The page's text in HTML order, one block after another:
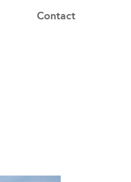
Contact